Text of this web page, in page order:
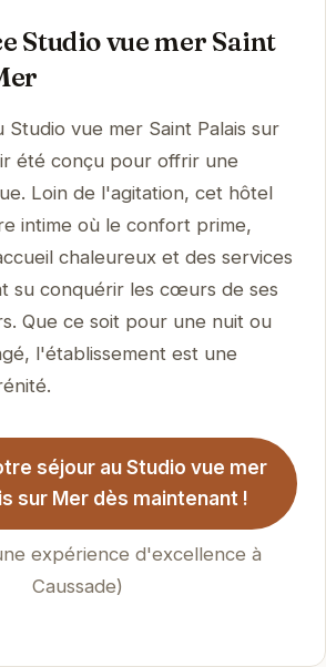
Studio vue mer Saint
Studio vue mer Saint Palais sur
été conçu pour offrir une
Loin de l'agitation, cet hôtel
intime où le confort prime,
chaleureux et des services
su conquérir les cœurs de ses
Que ce soit pour une nuit ou
l'établissement est une
séjour au Studio vue mer
sur Mer dès maintenant !
expérience d'excellence à
Caussade)